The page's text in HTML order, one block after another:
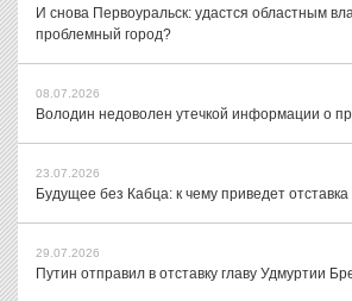
И снова Первоуральск: удастся областным
проблемный город?
08.07.2026
Володин недоволен утечкой информации о
23.07.2026
Будущее без Кабца: к чему приведет
29.07.2026
Путин отправил в отставку главу Удмуртии